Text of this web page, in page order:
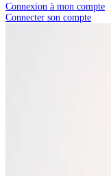
Connexion à mon compte
Connecter son compte